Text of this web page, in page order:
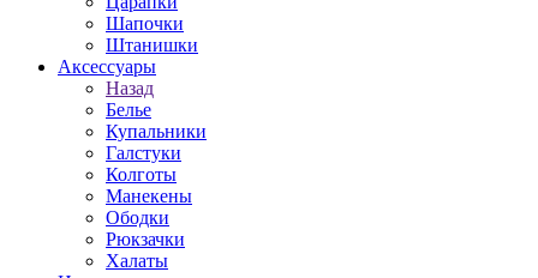
Шапочки
Штанишки
Аксессуары
Назад
Белье
Купальники
Галстуки
Колготы
Манекены
Ободки
Рюкзачки
Халаты